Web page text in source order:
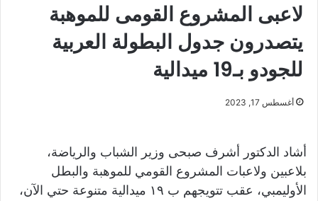
لاعبى المشروع القومى للموهبة
يتصدرون جدول البطولة العربية
للجودو بـ19 ميدالية
أغسطس 17, 2023
أشاد الدكتور أشرف صبحى وزير الشباب والرياضة،
بلاعبين ولاعبات المشروع القومي للموهبة والبطل
الأوليمبي، عقب تتويجهم ب ١٩ ميدالية متنوعة حتي الآن،